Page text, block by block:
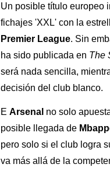
Un posible título europeo
fichajes 'XXL' con la
Premier League. Sin
ha sido publicada en The
será nada sencilla,
decisión del club blanco.
E Arsenal no solo
posible llegada de
pero solo si el club logra
va más allá de la